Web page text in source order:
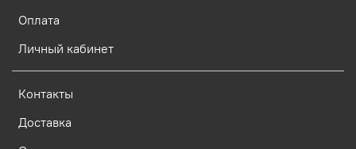
Оплата
Личный кабинет
Контакты
Доставка